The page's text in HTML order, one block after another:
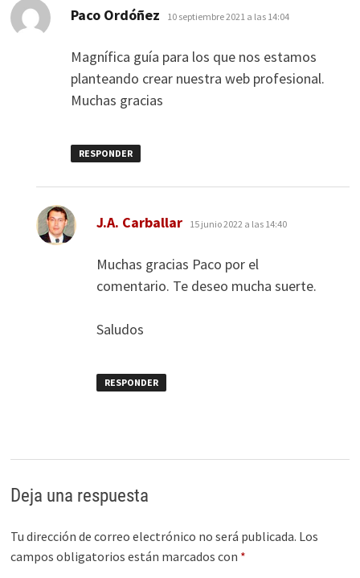
Paco Ordóñez dice:
10 septiembre 2021 a las 14:04
Magnífica guía para los que nos estamos
planteando crear nuestra web profesional.
Muchas gracias
RESPONDER
J.A. Carballar dice:
15 junio 2022 a las 14:40
Muchas gracias Paco por el
comentario. Te deseo mucha suerte.
Saludos
RESPONDER
Deja una respuesta
Tu dirección de correo electrónico no será publicada. Los
campos obligatorios están marcados con *